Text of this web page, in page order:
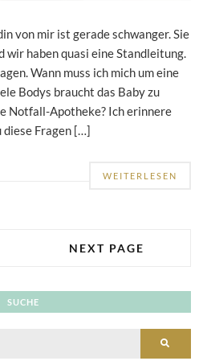
von mir ist gerade schwanger. Sie
wir haben quasi eine Standleitung.
Wann muss ich mich um eine
Bodys braucht das Baby zu
Notfall-Apotheke? Ich erinnere
diese Fragen […]
WEITERLESEN
NEXT PAGE
SUCHE